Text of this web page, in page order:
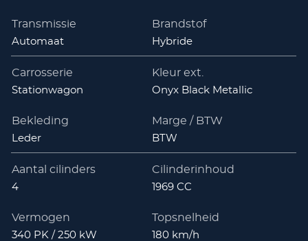
Transmissie
Automaat
Brandstof
Hybride
Carrosserie
Stationwagon
Kleur ext.
Onyx Black Metallic
Bekleding
Leder
Marge / BTW
BTW
Aantal cilinders
4
Cilinderinhoud
1969 CC
Vermogen
340 PK / 250 kW
Topsnelheid
180 km/h